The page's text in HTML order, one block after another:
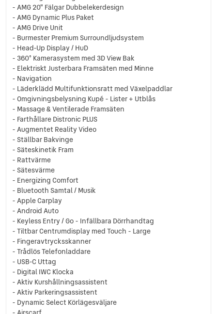
- AMG 20" Fälgar Dubbelekerdesign
- AMG Dynamic Plus Paket
- AMG Drive Unit
- Burmester Premium Surroundljudsystem
- Head-Up Display / HuD
- 360° Kamerasystem med 3D View Bak
- Elektriskt Justerbara Framsäten med Minne
- Navigation
- Läderklädd Multifunktionsratt med Växelpaddlar
- Omgivningsbelysning Kupé - Lister + Utblås
- Massage & Ventilerade Framsäten
- Farthållare Distronic PLUS
- Augmentet Reality Video
- Ställbar Bakvinge
- Säteskinetik Fram
- Rattvärme
- Sätesvärme
- Energizing Comfort
- Bluetooth Samtal / Musik
- Apple Carplay
- Android Auto
- Keyless Entry / Go - Infällbara Dörrhandtag
- Tiltbar Centrumdisplay med Touch - Large
- Fingeravtrycksskanner
- Trådlös Telefonladdare
- USB-C Uttag
- Digital IWC Klocka
- Aktiv Kurshållningsassistent
- Aktiv Parkeringsassistent
- Dynamic Select Körlägesväljare